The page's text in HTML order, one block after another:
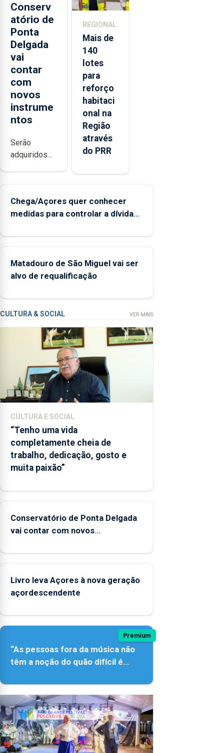
Conserv
atório de
Ponta
Delgada
vai
contar
com
novos
instrume
ntos
Serão
adquiridos
tímpanos e
estrados,
reforçar as
de ensino da
instituição
REGIONAL
Mais de
140
lotes
para
reforço
habitaci
onal na
Região
através
do PRR
Chega/Açores quer conhecer
medidas para controlar a dívida
Matadouro de São Miguel vai ser
alvo de requalificação
CULTURA & SOCIAL VER MAIS
CULTURA E SOCIAL
“Tenho uma vida
completamente cheia de
trabalho, dedicação, gosto e
muita paixão”
Conservatório de Ponta Delgada
vai contar com novos
Livro leva Açores à nova geração
açordescendente
Premium
“As pessoas fora da música não
têm a noção do quão difícil é